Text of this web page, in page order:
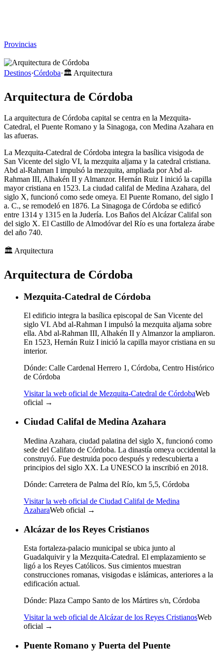
Provincias
Destinos·Córdoba·🏛️ Arquitectura
Arquitectura de Córdoba
La arquitectura de Córdoba capital se centra en la Mezquita-
Catedral, el Puente Romano y la Sinagoga, con Medina Azahara en
las afueras.
La Mezquita-Catedral de Córdoba integra la basílica visigoda de
San Vicente del siglo VI, la mezquita aljama y la catedral cristiana.
Abd al-Rahman I impulsó la mezquita, ampliada por Abd al-
Rahman III, Alhakén II y Almanzor. Hernán Ruiz I inició la capilla
mayor cristiana en 1523. La ciudad califal de Medina Azahara, del
siglo X, funcionó como sede omeya. El Puente Romano, del siglo I
a. C., se remodeló en 1876. La Sinagoga de Córdoba se edificó
entre 1314 y 1315 en la Judería. Los Baños del Alcázar Califal son
del siglo X. El Castillo de Almodóvar del Río es una fortaleza árabe
del año 740.
🏛️ Arquitectura
Arquitectura de Córdoba
Mezquita-Catedral de Córdoba
El edificio integra la basílica episcopal de San Vicente del
siglo VI. Abd al-Rahman I impulsó la mezquita aljama sobre
ella. Abd al-Rahman III, Alhakén II y Almanzor la ampliaron.
En 1523, Hernán Ruiz I inició la capilla mayor cristiana en su
interior.
Dónde: Calle Cardenal Herrero 1, Córdoba, Centro Histórico
de Córdoba
Visitar la web oficial de Mezquita-Catedral de CórdobaWeb
oficial →
Ciudad Califal de Medina Azahara
Medina Azahara, ciudad palatina del siglo X, funcionó como
sede del Califato de Córdoba. La dinastía omeya occidental la
construyó. Fue destruida poco después y redescubierta a
principios del siglo XX. La UNESCO la inscribió en 2018.
Dónde: Carretera de Palma del Río, km 5,5, Córdoba
Visitar la web oficial de Ciudad Califal de Medina
AzaharaWeb oficial →
Alcázar de los Reyes Cristianos
Esta fortaleza-palacio municipal se ubica junto al
Guadalquivir y la Mezquita-Catedral. El emplazamiento se
ligó a los Reyes Católicos. Sus cimientos muestran
construcciones romanas, visigodas e islámicas, anteriores a la
edificación actual.
Dónde: Plaza Campo Santo de los Mártires s/n, Córdoba
Visitar la web oficial de Alcázar de los Reyes CristianosWeb
oficial →
Puente Romano y Puerta del Puente